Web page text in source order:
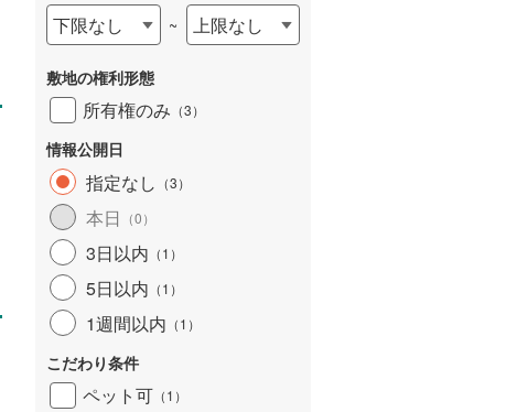
下限なし ~ 上限なし
敷地の権利形態
所有権のみ （3）
情報公開日
指定なし （3）
本日 （0）
3日以内 （1 ）
5日以内 （1 ）
1週間以内 （1 ）
こだわり条件
ペット可 （1 ）